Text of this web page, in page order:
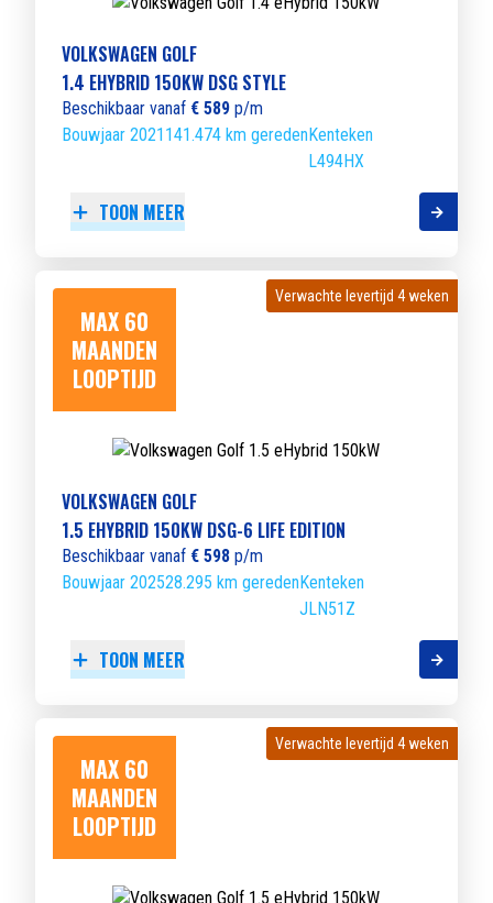
VOLKSWAGEN GOLF
1.4 EHYBRID 150KW DSG STYLE
Beschikbaar vanaf € 589 p/m
Bouwjaar 2021141.474 km geredenKenteken
L494HX
TOON MEER
MAX 60
MAANDEN
LOOPTIJD
Verwachte levertijd 4 weken
Verwachte levertijd 4 weken
VOLKSWAGEN GOLF
1.5 EHYBRID 150KW DSG-6 LIFE EDITION
Beschikbaar vanaf € 598 p/m
Bouwjaar 202528.295 km geredenKenteken
JLN51Z
TOON MEER
MAX 60
MAANDEN
LOOPTIJD
Verwachte levertijd 4 weken
Verwachte levertijd 4 weken